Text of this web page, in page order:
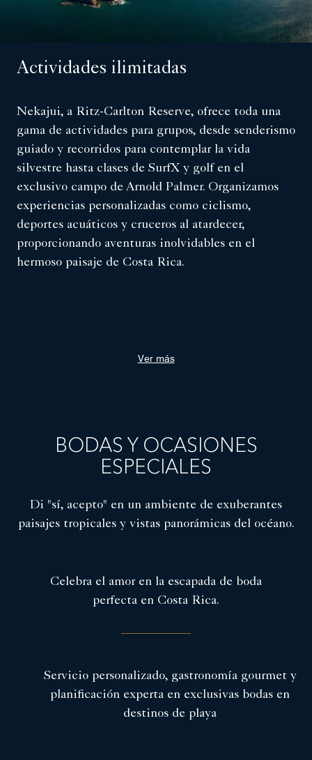
Actividades ilimitadas
Nekajui, a Ritz-Carlton Reserve, ofrece toda una
gama de actividades para grupos, desde senderismo
guiado y recorridos para contemplar la vida
silvestre hasta clases de SurfX y golf en el
exclusivo campo de Arnold Palmer. Organizamos
experiencias personalizadas como ciclismo,
deportes acuáticos y cruceros al atardecer,
proporcionando aventuras inolvidables en el
hermoso paisaje de Costa Rica.
Ver más
BODAS Y OCASIONES
ESPECIALES
Di "sí, acepto" en un ambiente de exuberantes
paisajes tropicales y vistas panorámicas del océano.
Celebra el amor en la escapada de boda
perfecta en Costa Rica.
Servicio personalizado, gastronomía gourmet y
planificación experta en exclusivas bodas en
destinos de playa